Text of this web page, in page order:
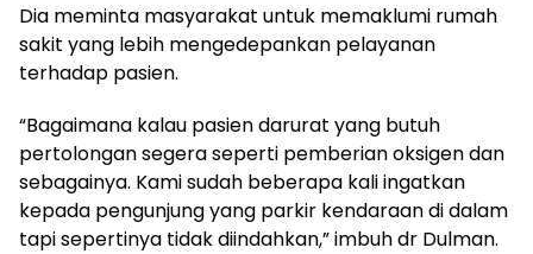
Dia meminta masyarakat untuk memaklumi rumah
sakit yang lebih mengedepankan pelayanan
terhadap pasien.
“Bagaimana kalau pasien darurat yang butuh
pertolongan segera seperti pemberian oksigen dan
sebagainya. Kami sudah beberapa kali ingatkan
kepada pengunjung yang parkir kendaraan di dalam
tapi sepertinya tidak diindahkan,” imbuh dr Dulman.